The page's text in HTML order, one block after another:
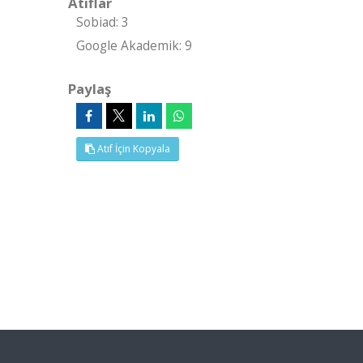
Sobiad: 3
Google Akademik: 9
Paylaş
Atıf İçin Kopyala